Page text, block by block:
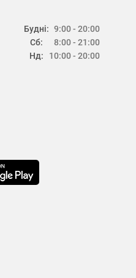
Будні:
Сб:
Нд:
9:00 - 20:00
8:00 - 21:00
10:00 - 20:00